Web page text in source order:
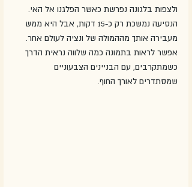
ולצפות בלגונה נפרשת כאשר הפלגנו אל האי.
הנסיעה נמשכת רק כ‑15 דקות, אבל היא ממש
מעבירה אותך מההמולה של ונציה לעולם אחר.
אפשר לראות בתמונה כמה שלווה נראית הדרך
כשמתקרבים, עם הבניינים הצבעוניים
שמסתדרים לאורך החוף.